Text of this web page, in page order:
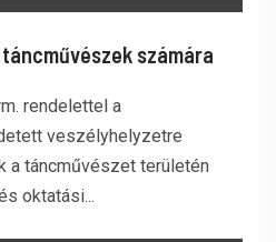
számára
rendelettel a
veszélyhelyzetre
a táncművészet területén
oktatási...